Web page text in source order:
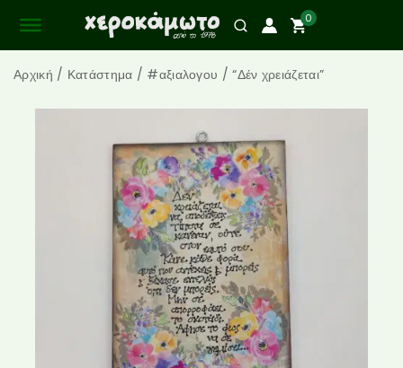
0
Αρχική / Κατάστημα / #αξιαλογου / “Δέν χρειάζεται”